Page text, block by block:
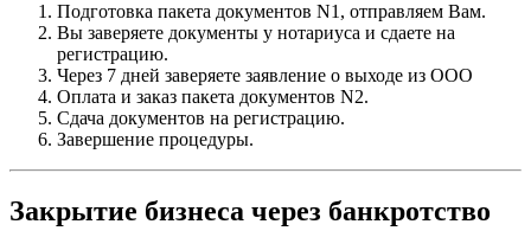
Подготовка пакета документов N1, отправляем Вам.
Вы заверяете документы у нотариуса и сдаете на
регистрацию.
Через 7 дней заверяете заявление о выходе из ООО
Оплата и заказ пакета документов N2.
Сдача документов на регистрацию.
Завершение процедуры.
Закрытие бизнеса через банкротство